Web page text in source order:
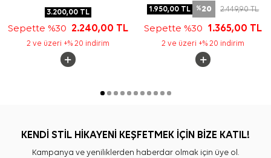
3.200,00TL
Sepette %30 2.240,00 TL
2 ve üzeri +% 20 indirim
1.950,00 TL %20 2.449,90TL
Sepette %30 1.365,00 TL
2 ve üzeri +% 20 indirim
KENDİ STİL HİKAYENİ KEŞFETMEK İÇİN BİZE KATIL!
Kampanya ve yeniliklerden haberdar olmak için üye ol.